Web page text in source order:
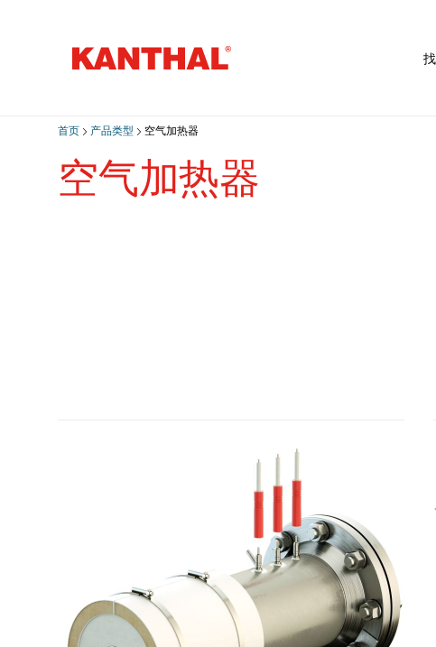
首页 产品类型 空气加热器
空气加热器